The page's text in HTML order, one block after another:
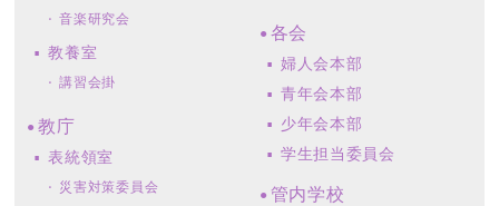
音楽研究会
教養室
講習会掛
教庁
表統領室
災害対策委員会
各会
婦人会本部
青年会本部
少年会本部
学生担当委員会
管内学校